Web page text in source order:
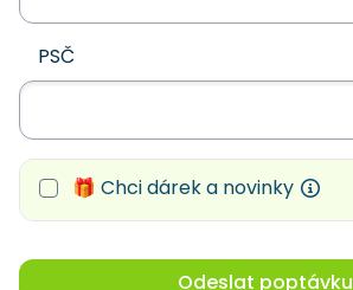
PSČ
🎁 Chci dárek a novinky
Odeslat poptávku